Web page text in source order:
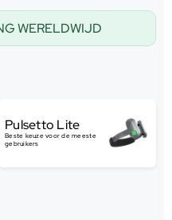
WERELDWIJD
Pulsetto Lite
Beste keuze voor de meeste
gebruikers